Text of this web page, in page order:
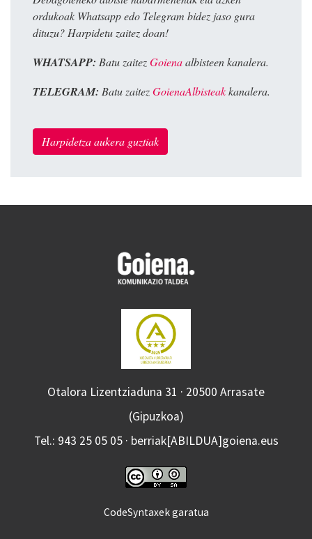
ordukoak Whatsapp edo Telegram bidez jaso gura
dituzu? Harpidetu zaitez doan!
WHATSAPP: Batu zaitezGoienaalbisteen kanalera.
TELEGRAM: Batu zaitezGoienaAlbisteakkanalera.
Harpidetza aukera guztiak
Otalora Lizentziaduna 31 · 20500 Arrasate
(Gipuzkoa)
Tel.: 943 25 05 05 · berriak[ABILDUA]goiena.eus
CodeSyntaxek garatua